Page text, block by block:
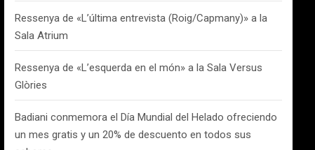
Ressenya de «L’última entrevista (Roig/Capmany)» a la
Sala Atrium
Ressenya de «L’esquerda en el món» a la Sala Versus
Glòries
Badiani conmemora el Día Mundial del Helado ofreciendo
un mes gratis y un 20% de descuento en todos sus